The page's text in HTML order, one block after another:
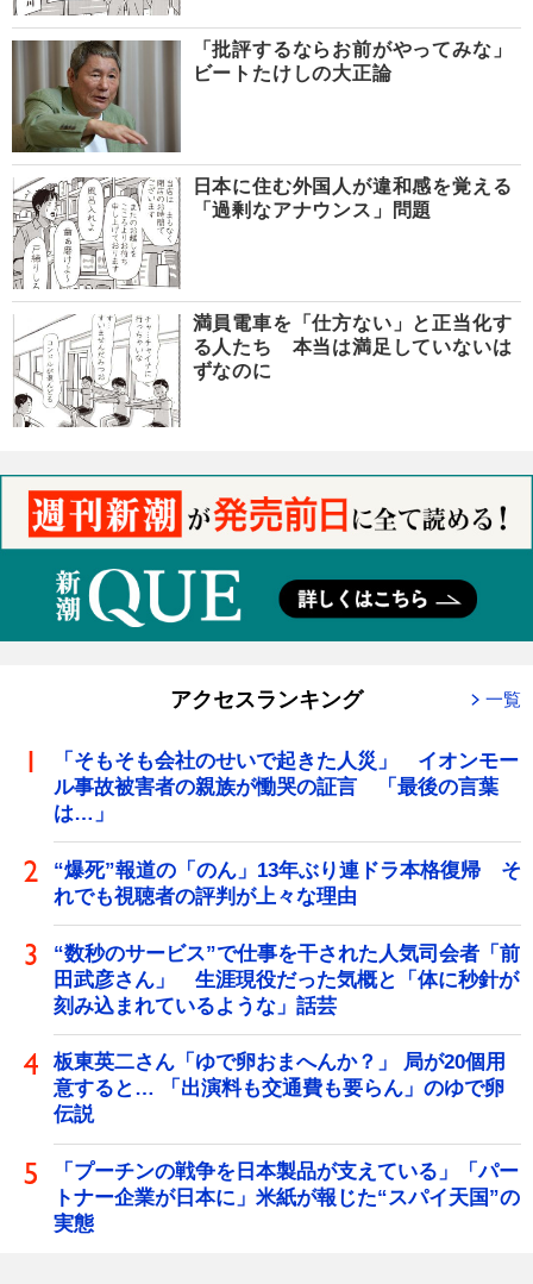
「批評するならお前がやってみな」
ビートたけしの大正論
日本に住む外国人が違和感を覚える
「過剰なアナウンス」問題
満員電車を「仕方ない」と正当化す
る人たち 本当は満足していないは
ずなのに
アクセスランキング 一覧
「そもそも会社のせいで起きた人災」 イオンモー
ル事故被害者の親族が慟哭の証言 「最後の言葉
は…」
“爆死”報道の「のん」13年ぶり連ドラ本格復帰 そ
れでも視聴者の評判が上々な理由
“数秒のサービス”で仕事を干された人気司会者「前
田武彦さん」 生涯現役だった気概と「体に秒針が
刻み込まれているような」話芸
板東英二さん「ゆで卵おまへんか？」 局が20個用
意すると… 「出演料も交通費も要らん」のゆで卵
伝説
「プーチンの戦争を日本製品が支えている」「パー
トナー企業が日本に」米紙が報じた“スパイ天国”の
実態